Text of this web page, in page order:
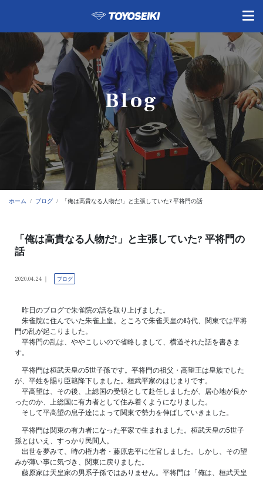
Blog
ホーム ブログ 「俺は高貴なる人物だ!」と主張していた? 平将門の話
「俺は高貴なる人物だ!」と主張していた? 平将門の
話
2020.04.24 ブログ
昨日のブログで朱雀院の話を取り上げました。
朱雀院に住んでいた朱雀上皇。ところで朱雀天皇の時代、関東では平将
門の乱が起こりました。
平将門の乱は、ややこしいので省略しまして、横道それた話を書きま
す。
平将門は桓武天皇の5世子孫です。平将門の祖父・高望王は皇族でした
が、平姓を賜り臣籍降下しました。桓武平家のはじまりです。
平高望は、その後、上総国の受領として赴任しましたが、居心地が良か
ったのか、上総国に有力者として住み着くようになりました。
そして平高望の息子達によって関東で勢力を伸ばしていきました。
平将門は関東の有力者になった平家で生まれました。桓武天皇の5世子
孫とはいえ、すっかり民間人。
出世を夢みて、時の権力者・藤原忠平に仕官しました。しかし、その望
みが薄い事に気づき、関東に戻りました。
藤原家は天皇家の男系子孫ではありません。平将門は「俺は、桓武天皇